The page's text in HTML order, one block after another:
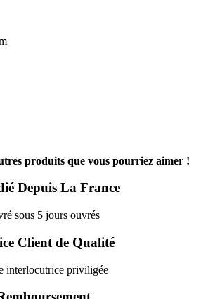
produits que vous pourriez aimer !
Depuis La France
sous 5 jours ouvrés
Client de Qualité
interlocutrice priviligée